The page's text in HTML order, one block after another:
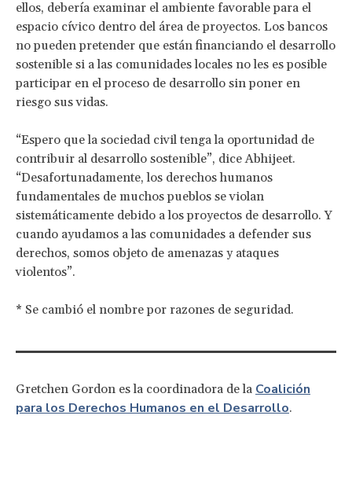
ellos, debería examinar el ambiente favorable para el
espacio cívico dentro del área de proyectos. Los bancos
no pueden pretender que están financiando el desarrollo
sostenible si a las comunidades locales no les es posible
participar en el proceso de desarrollo sin poner en
riesgo sus vidas.
“Espero que la sociedad civil tenga la oportunidad de
contribuir al desarrollo sostenible”, dice Abhijeet.
“Desafortunadamente, los derechos humanos
fundamentales de muchos pueblos se violan
sistemáticamente debido a los proyectos de desarrollo. Y
cuando ayudamos a las comunidades a defender sus
derechos, somos objeto de amenazas y ataques
violentos”.
* Se cambió el nombre por razones de seguridad.
Gretchen Gordon es la coordinadora de la Coalición
para los Derechos Humanos en el Desarrollo.